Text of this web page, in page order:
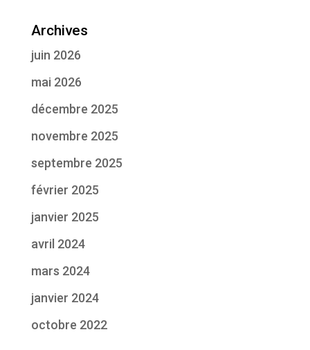
Archives
juin 2026
mai 2026
décembre 2025
novembre 2025
septembre 2025
février 2025
janvier 2025
avril 2024
mars 2024
janvier 2024
octobre 2022